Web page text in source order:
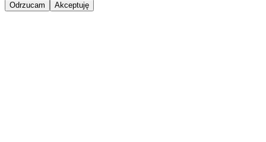
Odrzucam Akceptuję